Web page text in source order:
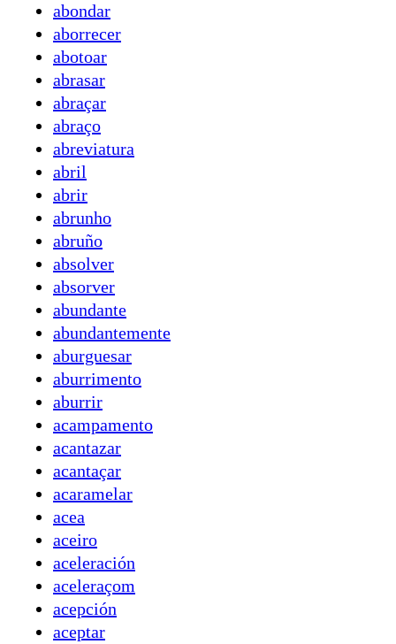
abondar
aborrecer
abotoar
abrasar
abraçar
abraço
abreviatura
abril
abrir
abrunho
abruño
absolver
absorver
abundante
abundantemente
aburguesar
aburrimento
aburrir
acampamento
acantazar
acantaçar
acaramelar
acea
aceiro
aceleración
aceleraçom
acepción
aceptar